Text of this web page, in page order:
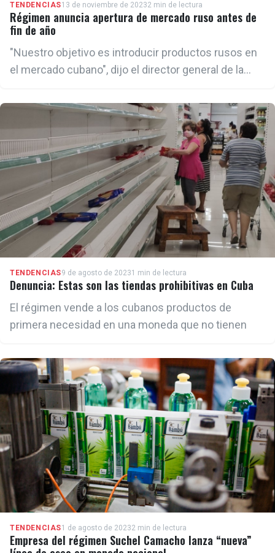
TENDENCIAS13 de noviembre de 20232 min de lectura
Régimen anuncia apertura de mercado ruso antes de
fin de año
"Nuestro objetivo es introducir productos rusos en
el mercado cubano", dijo el director general de la
TENDENCIAS9 de agosto de 20231 min de lectura
Denuncia: Estas son las tiendas prohibitivas en Cuba
El régimen vende a los cubanos productos de
primera necesidad en una moneda que no tienen
TENDENCIAS1 de agosto de 20232 min de lectura
Empresa del régimen Suchel Camacho lanza “nueva”